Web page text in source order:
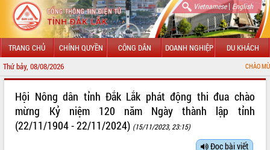
Vietnamese| English
TRANG CHỦ CHÍNH QUYỀN CÔNG DÂN DOANH NGHIỆP DU KHÁCH
Thứ bảy, 08/08/2026 CHÀO MỪNG ĐẾN VỚI CỔNG
LÃNH ĐẠO UBND TỈNH
Hội Nông dân tỉnh Đắk Lắk phát động thi đua chào
mừng Kỷ niệm 120 năm Ngày thành lập tỉnh
(22/11/1904 - 22/11/2024) (15/11/2023, 23:15)
Đọc bài viết